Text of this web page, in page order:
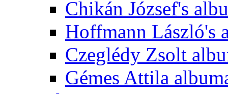
Chikán József's
Hoffmann László's
Czeglédy Zsolt
Gémes Attila